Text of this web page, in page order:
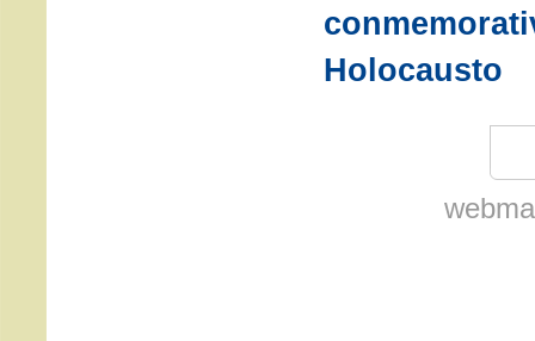
Holocausto